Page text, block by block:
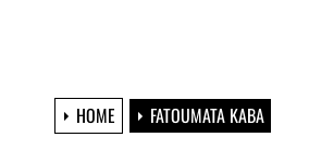
HOME FATOUMATA KABA